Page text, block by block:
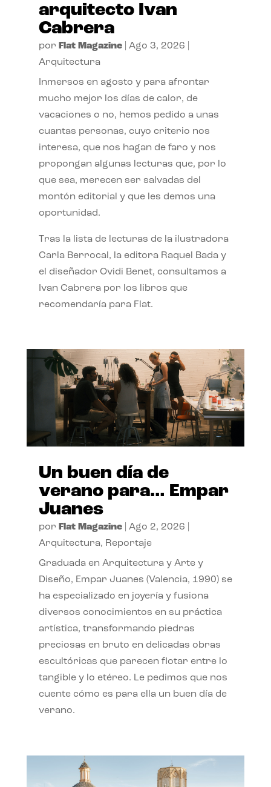
arquitecto Ivan
Cabrera
por Flat Magazine| Ago 3, 2026
Arquitectura
Inmersos en agosto y para afrontar
mucho mejor los días de calor, de
vacaciones o no, hemos pedido a unas
cuantas personas, cuyo criterio nos
interesa, que nos hagan de faro y nos
propongan algunas lecturas que, por lo
que sea, merecen ser salvadas del
montón editorial y que les demos una
oportunidad.
Tras la lista de lecturas de la ilustradora
Carla Berrocal, la editora Raquel Bada y
el diseñador Ovidi Benet, consultamos a
Ivan Cabrera por los libros que
recomendaría para Flat.
Un buen día de
verano para… Empar
Juanes
por Flat Magazine| Ago 2, 2026
Arquitectura, Reportaje
Graduada en Arquitectura y Arte y
Diseño, Empar Juanes (Valencia, 1990) se
ha especializado en joyería y fusiona
diversos conocimientos en su práctica
artística, transformando piedras
preciosas en bruto en delicadas obras
escultóricas que parecen flotar entre lo
tangible y lo etéreo. Le pedimos que nos
cuente cómo es para ella un buen día de
verano.